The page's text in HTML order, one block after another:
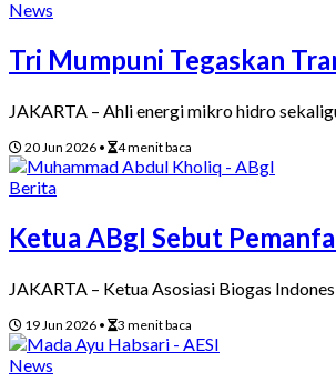
News
Tri Mumpuni Tegaskan
JAKARTA – Ahli energi mikro hidro
20 Jun 2026 • 4 menit baca
Berita
Ketua ABgI Sebut
JAKARTA – Ketua Asosiasi Biogas
19 Jun 2026 • 3 menit baca
News